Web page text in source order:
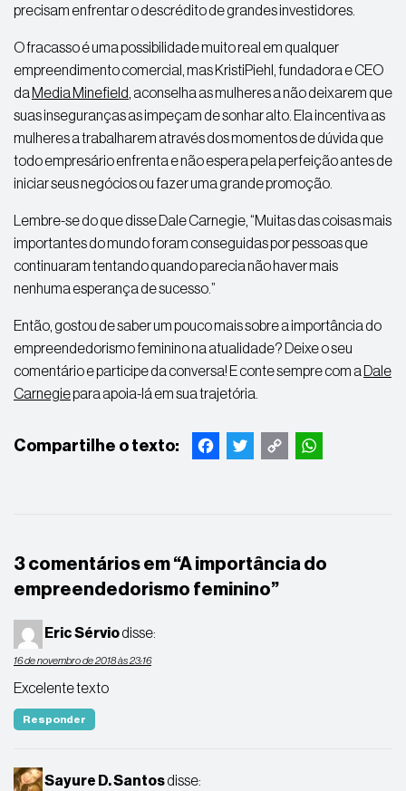
precisam enfrentar o descrédito de grandes investidores.
O fracasso é uma possibilidade muito real em qualquer
empreendimento comercial, mas KristiPiehl, fundadora e CEO
da Media Minefield , aconselha as mulheres a não deixarem que
suas inseguranças as impeçam de sonhar alto. Ela incentiva as
mulheres a trabalharem através dos momentos de dúvida que
todo empresário enfrenta e não espera pela perfeição antes de
iniciar seus negócios ou fazer uma grande promoção.
Lembre-se do que disse Dale Carnegie, “Muitas das coisas mais
importantes do mundo foram conseguidas por pessoas que
continuaram tentando quando parecia não haver mais
nenhuma esperança de sucesso.”
Então, gostou de saber um pouco mais sobre a importância do
empreendedorismo feminino na atualidade? Deixe o seu
comentário e participe da conversa! E conte sempre com a Dale
Carnegiepara apoia-lá em sua trajetória.
FacebookTwitterCopy
WhatsApp
3 comentários em “A importância do
empreendedorismo feminino”
Eric Sérviodisse:
16 de novembro de 2018 às 23:16
Excelente texto
Responder
Sayure D. Santosdisse: